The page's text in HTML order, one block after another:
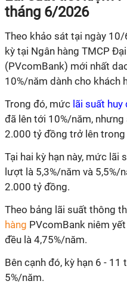
tháng 6/2026
Theo khảo sát tại ngày 10/
kỳ tại Ngân hàng TMCP
(PVcomBank) mới nhất
10%/năm dành cho khách
Trong đó, mức lãi suất
đã lên tới 10%/năm,
2.000 tỷ đồng trở lên
Tại hai kỳ hạn này, mức
lượt là 5,3%/năm và
2.000 tỷ đồng.
Theo bảng lãi suất thông
hàng PVcomBank niêm
đều là 4,75%/năm.
Bên cạnh đó, kỳ hạn 6 -
5%/năm.